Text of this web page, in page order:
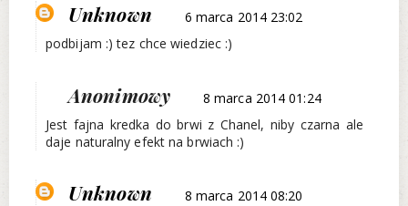
Unknown
6 marca 2014 23:02
podbijam :) tez chce wiedziec :)
Anonimowy
8 marca 2014 01:24
Jest fajna kredka do brwi z Chanel, niby czarna ale
daje naturalny efekt na brwiach :)
Unknown 8 marca 2014 08:20